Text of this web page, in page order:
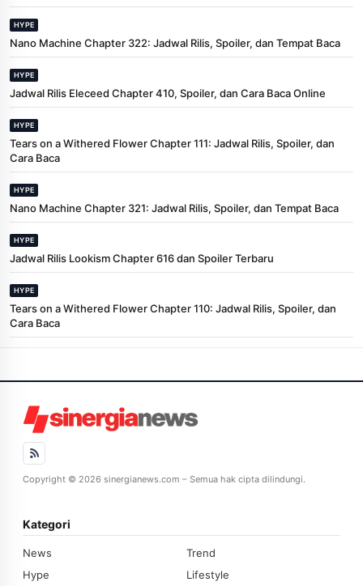
HYPE
Nano Machine Chapter 322: Jadwal Rilis, Spoiler, dan Tempat Baca
HYPE
Jadwal Rilis Eleceed Chapter 410, Spoiler, dan Cara Baca Online
HYPE
Tears on a Withered Flower Chapter 111: Jadwal Rilis, Spoiler, dan
Cara Baca
HYPE
Nano Machine Chapter 321: Jadwal Rilis, Spoiler, dan Tempat Baca
HYPE
Jadwal Rilis Lookism Chapter 616 dan Spoiler Terbaru
HYPE
Tears on a Withered Flower Chapter 110: Jadwal Rilis, Spoiler, dan
Cara Baca
Copyright © 2026 sinergianews.com – Semua hak cipta dilindungi.
Kategori
News
Trend
Hype
Lifestyle